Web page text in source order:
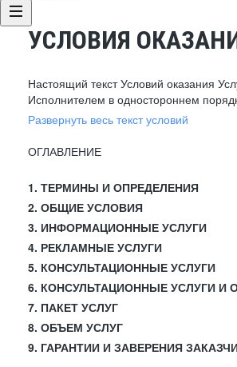
УСЛОВИЯ
Настоящий текст Условий оказания
Исполнителем в одностороннем
Развернуть весь текст условий
ОГЛАВЛЕНИЕ
1. ТЕРМИНЫ И ОПРЕДЕЛЕНИЯ
2. ОБЩИЕ УСЛОВИЯ
3. ИНФОРМАЦИОННЫЕ УСЛУГИ
4. РЕКЛАМНЫЕ УСЛУГИ
5. КОНСУЛЬТАЦИОННЫЕ УСЛУГИ
6. КОНСУЛЬТАЦИОННЫЕ УСЛУГИ И
7. ПАКЕТ УСЛУГ
8. ОБЪЕМ УСЛУГ
9. ГАРАНТИИ И ЗАВЕРЕНИЯ